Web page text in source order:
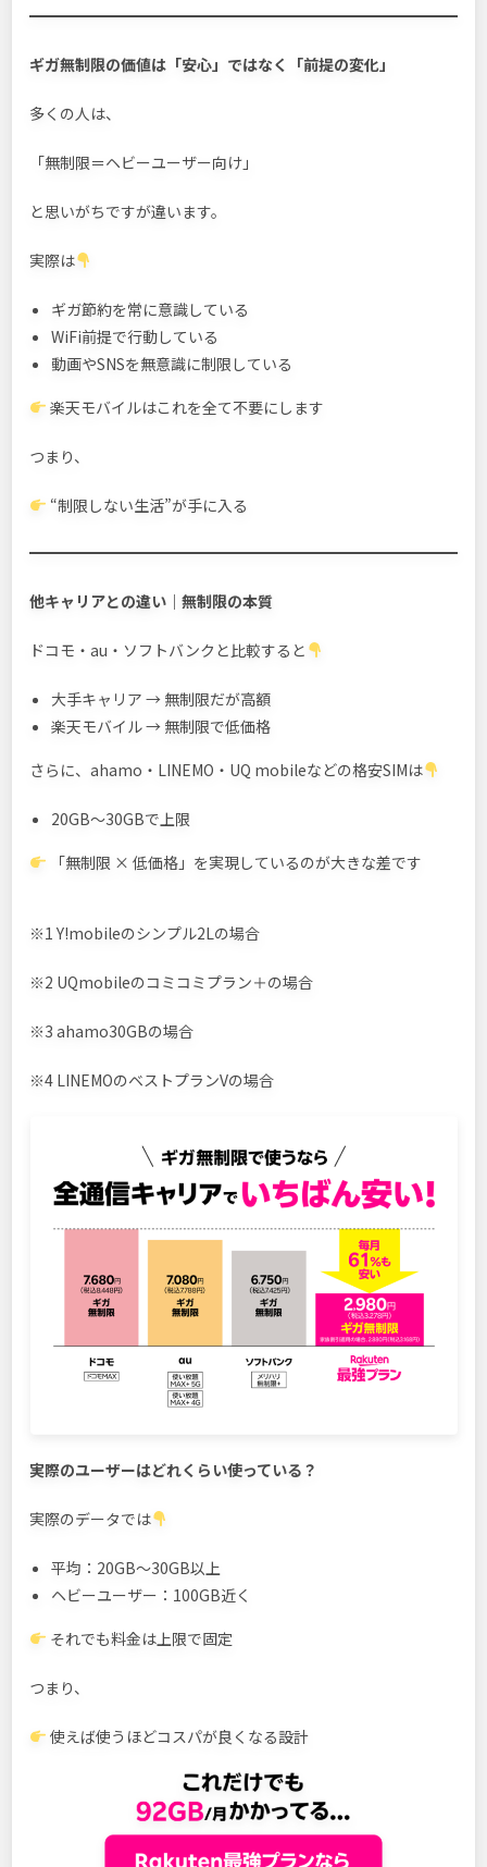
ギガ無制限の価値は「安心」ではなく「前提の変化」
多くの人は、
「無制限＝ヘビーユーザー向け」
と思いがちですが違います。
実際は
ギガ節約を常に意識している
WiFi前提で行動している
動画やSNSを無意識に制限している
楽天モバイルはこれを全て不要にします
つまり、
“制限しない生活”が手に入る
他キャリアとの違い｜無制限の本質
ドコモ・au・ソフトバンクと比較すると
大手キャリア → 無制限だが高額
楽天モバイル → 無制限で低価格
さらに、ahamo・LINEMO・UQ mobileなどの格安SIMは
20GB〜30GBで上限
「無制限 × 低価格」を実現しているのが大きな差です
※1 Y!mobileのシンプル2Lの場合
※2 UQmobileのコミコミプラン＋の場合
※3 ahamo30GBの場合
※4 LINEMOのベストプランVの場合
実際のユーザーはどれくらい使っている？
実際のデータでは
平均：20GB〜30GB以上
ヘビーユーザー：100GB近く
それでも料金は上限で固定
つまり、
使えば使うほどコスパが良くなる設計